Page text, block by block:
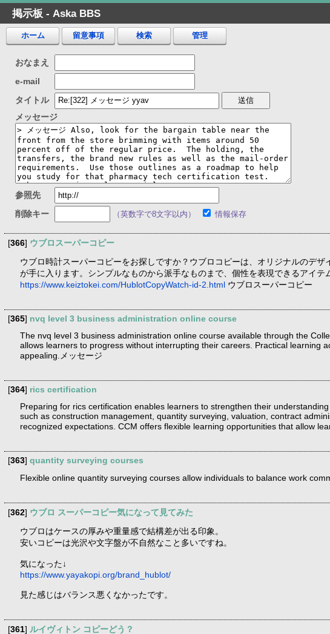
掲示板 - Aska BBS
ホーム 留意事項 検索 管理
おなまえ
e-mail
タイトル
メッセージ
参照先
削除キー
（英数字で8文字以内） 情報保存
[366] ウブロスーパーコピー
ウブロ時計スーパーコピーをお探しですか？ウブロコピーは、オリジナルのデ
が手に入ります。シンプルなものから派手なものまで、個性を表現できるアイテ
https://www.keiztokei.com/HublotCopyWatch-id-2.html ウブロスーパーコピー
[365] nvq level 3 business administration online course
The nvq level 3 business administration online course available through the
allows learners to progress without interrupting their careers. Practical learning
appealing.メッセージ
[364] rics certification
Preparing for rics certification enables learners to strengthen their
such as construction management, quantity surveying, valuation, contract
recognized expectations. CCM offers flexible learning opportunities that allow
[363]quantity surveying courses
Flexible online quantity surveying courses allow individuals to balance work
[362] ウブロ スーパーコピー気になって見てみた
ウブロはケースの厚みや重量感で結構差が出る印象。
安いコピーは光沢や文字盤が不自然なこと多いですね。
気になった↓
https://www.yayakopi.org/brand_hublot/
見た感じはバランス悪くなかったです。
[361] ルイヴィトン コピーどう？